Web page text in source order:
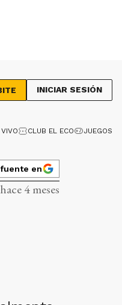
INICIAR SESIÓN
CLUB EL ECO JUEGOS
en
4 meses